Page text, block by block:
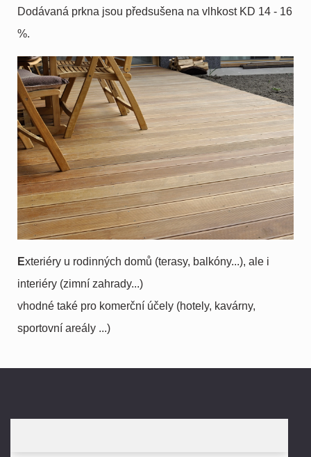
Dodávaná prkna jsou předsušena na vlhkost KD 14 - 16
%.
Exteriéry u rodinných domů (terasy, balkóny...), ale i
interiéry (zimní zahrady...)
vhodné také pro komerční účely (hotely, kavárny,
sportovní areály ...)